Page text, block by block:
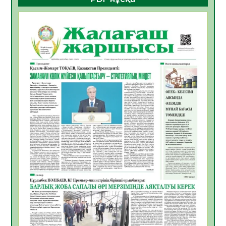
ҚҰРЫЛТАЙ САЙЛАУЫ – БОЛАШАҚҚА
06.08.2026
Инфекциялық ауруларға қарсы иммундау
жұмыстарының тиімділігі
06.08.2026
41
Көкжөтел ауруы туралы
06.08.2026
37
АПВ вакцинасы туралы мәлімет
06.08.2026
37
Open Air: Қызылорда облысы полиция
департаменті 20 мыңнан астам
көрерменнің қауіпсіздігін қамтамасыз етті
06.08.2026
49
ҚЫЗЫЛОРДАДА «САНАЛЫ ҰРПАҚ –
ЖАРҚЫН БОЛАШАҚ» АТТЫ КЕҢЕЙТІЛГЕН